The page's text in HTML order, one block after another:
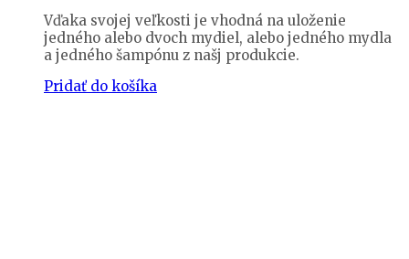
Vďaka svojej veľkosti je vhodná na uloženie
jedného alebo dvoch mydiel, alebo jedného mydla
a jedného šampónu z našj produkcie.
Pridať do košíka